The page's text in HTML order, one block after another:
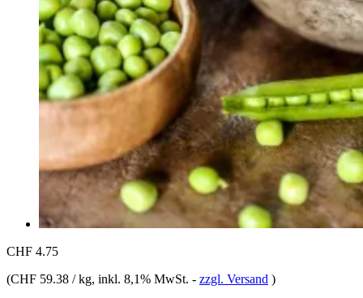
CHF 4.75
(CHF 59.38 / kg, inkl. 8,1% MwSt. - zzgl. Versand )